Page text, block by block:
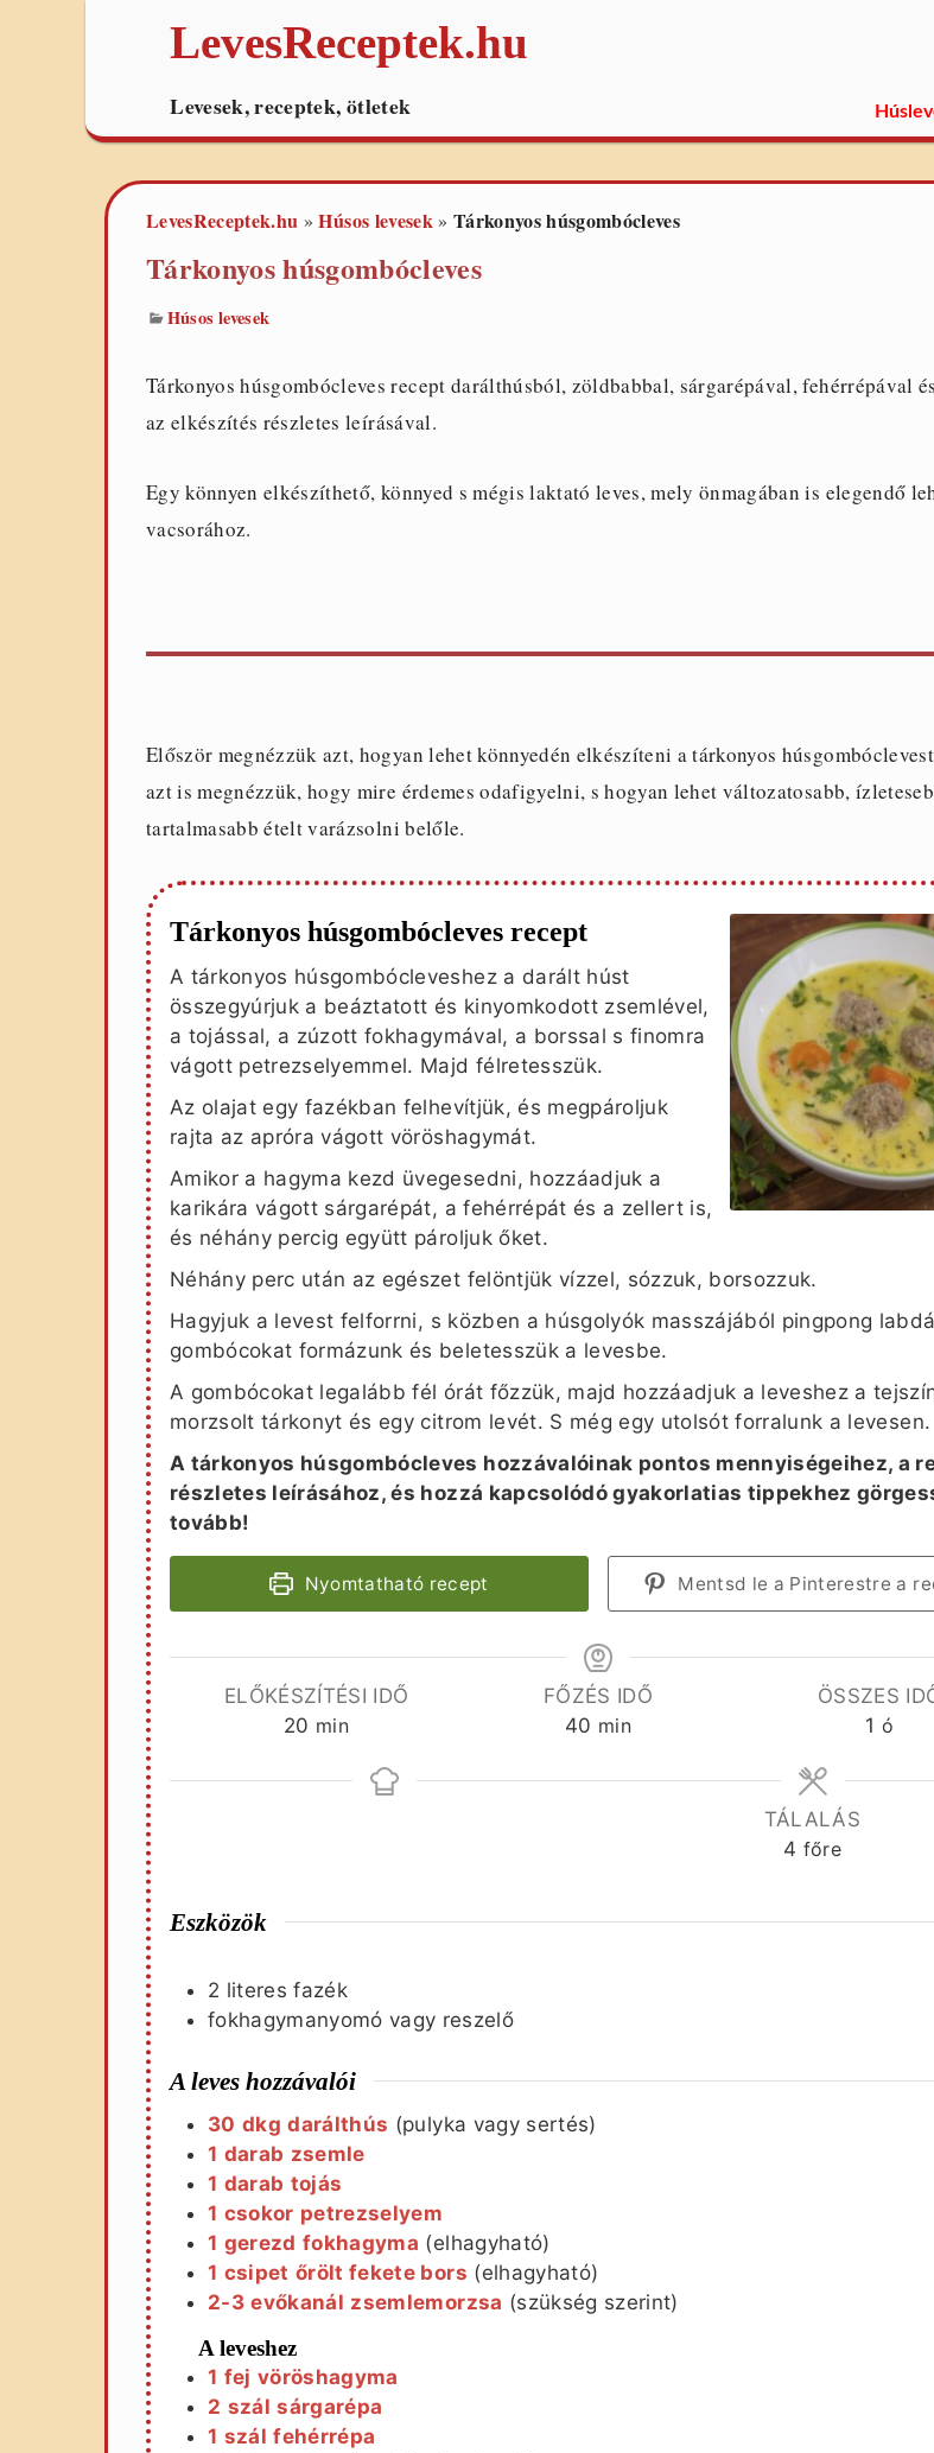
LevesReceptek.hu
Levesek, receptek, ötletek
LevesReceptek.hu »Húsos levesek » Tárkonyos húsgombócleves
Tárkonyos húsgombócleves
Húsos levesek
Tárkonyos húsgombócleves recept darálthúsból, zöldbabbal, sárgarépával, fehérrépával
az elkészítés részletes leírásával.
Egy könnyen elkészíthető, könnyed s mégis laktató leves, mely önmagában is elegendő
vacsorához.
Először megnézzük azt, hogyan lehet könnyedén elkészíteni a tárkonyos
azt is megnézzük, hogy mire érdemes odafigyelni, s hogyan lehet változatosabb,
tartalmasabb ételt varázsolni belőle.
Tárkonyos húsgombócleves recept
A tárkonyos húsgombócleveshez a darált húst
összegyúrjuk a beáztatott és kinyomkodott zsemlével,
a tojással, a zúzott fokhagymával, a borssal s finomra
vágott petrezselyemmel. Majd félretesszük.
Az olajat egy fazékban felhevítjük, és megpároljuk
rajta az apróra vágott vöröshagymát.
Amikor a hagyma kezd üvegesedni, hozzáadjuk a
karikára vágott sárgarépát, a fehérrépát és a zellert is,
és néhány percig együtt pároljuk őket.
Néhány perc után az egészet felöntjük vízzel, sózzuk, borsozzuk.
Hagyjuk a levest felforrni, s közben a húsgolyók masszájából pingpong
gombócokat formázunk és beletesszük a levesbe.
A gombócokat legalább fél órát főzzük, majd hozzáadjuk a leveshez a
morzsolt tárkonyt és egy citrom levét. S még egy utolsót forralunk a levesen.
A tárkonyos húsgombócleves hozzávalóinak pontos mennyiségeihez, a
részletes leírásához, és hozzá kapcsolódó gyakorlatias tippekhez
tovább!
Nyomtatható recept Mentsd le a Pinterestre a
ELŐKÉSZÍTÉSI IDŐ
20 perc
min
FŐZÉS IDŐ
40 perc
min
ÖSSZES
1 óra
ó
TÁLALÁS
4 főre
Eszközök
2 literes fazék
fokhagymanyomó vagy reszelő
A leves hozzávalói
30 dkg darálthús (pulyka vagy sertés)
1 darab zsemle
1 darab tojás
1 csokor petrezselyem
1 gerezd fokhagyma (elhagyható)
1 csipet őrölt fekete bors (elhagyható)
2-3 evőkanál zsemlemorzsa (szükség szerint)
A leveshez
1 fej vöröshagyma
2 szál sárgarépa
1 szál fehérrépa